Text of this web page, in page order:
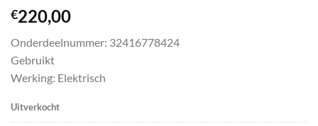
€220,00
Onderdeelnummer: 32416778424
Gebruikt
Werking: Elektrisch
Uitverkocht